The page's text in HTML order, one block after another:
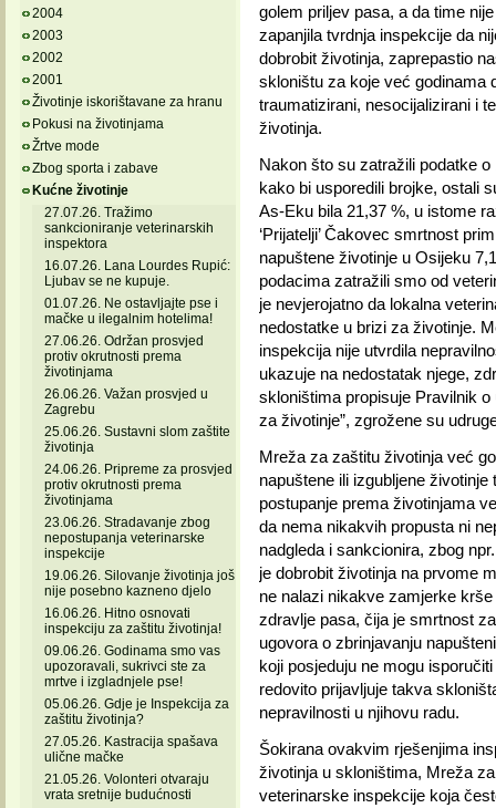
2004
2003
2002
2001
Životinje iskorištavane za hranu
Pokusi na životinjama
Žrtve mode
Zbog sporta i zabave
Kućne životinje
27.07.26. Tražimo
sankcioniranje veterinarskih
inspektora
16.07.26. Lana Lourdes Rupić:
Ljubav se ne kupuje.
01.07.26. Ne ostavljajte pse i
mačke u ilegalnim hotelima!
27.06.26. Održan prosvjed
protiv okrutnosti prema
životinjama
26.06.26. Važan prosvjed u
Zagrebu
25.06.26. Sustavni slom zaštite
životinja
24.06.26. Pripreme za prosvjed
protiv okrutnosti prema
životinjama
23.06.26. Stradavanje zbog
nepostupanja veterinarske
inspekcije
19.06.26. Silovanje životinja još
nije posebno kazneno djelo
16.06.26. Hitno osnovati
inspekciju za zaštitu životinja!
09.06.26. Godinama smo vas
upozoravali, sukrivci ste za
mrtve i izgladnjele pse!
05.06.26. Gdje je Inspekcija za
zaštitu životinja?
27.05.26. Kastracija spašava
ulične mačke
21.05.26. Volonteri otvaraju
vrata sretnije budućnosti
golem priljev pasa, a da time
zapanjila tvrdnja inspekcije da
dobrobit životinja, zaprepastio
skloništu za koje već godinama
traumatizirani, nesocijalizirani i
životinja.
Nakon što su zatražili podatke
kako bi usporedili brojke, ostali
As-Eku bila 21,37 %, u istome
‘Prijatelji’ Čakovec smrtnost
napuštene životinje u Osijeku
podacima zatražili smo od
je nevjerojatno da lokalna
nedostatke u brizi za životinje.
inspekcija nije utvrdila
ukazuje na nedostatak njege,
skloništima propisuje Pravilnik
za životinje”, zgrožene su
Mreža za zaštitu životinja već
napuštene ili izgubljene
postupanje prema životinjama
da nema nikakvih propusta ni
nadgleda i sankcionira, zbog
je dobrobit životinja na prvome
ne nalazi nikakve zamjerke
zdravlje pasa, čija je smrtnost
ugovora o zbrinjavanju
koji posjeduju ne mogu
redovito prijavljuje takva
nepravilnosti u njihovu radu.
Šokirana ovakvim rješenjima
životinja u skloništima, Mreža
veterinarske inspekcije koja